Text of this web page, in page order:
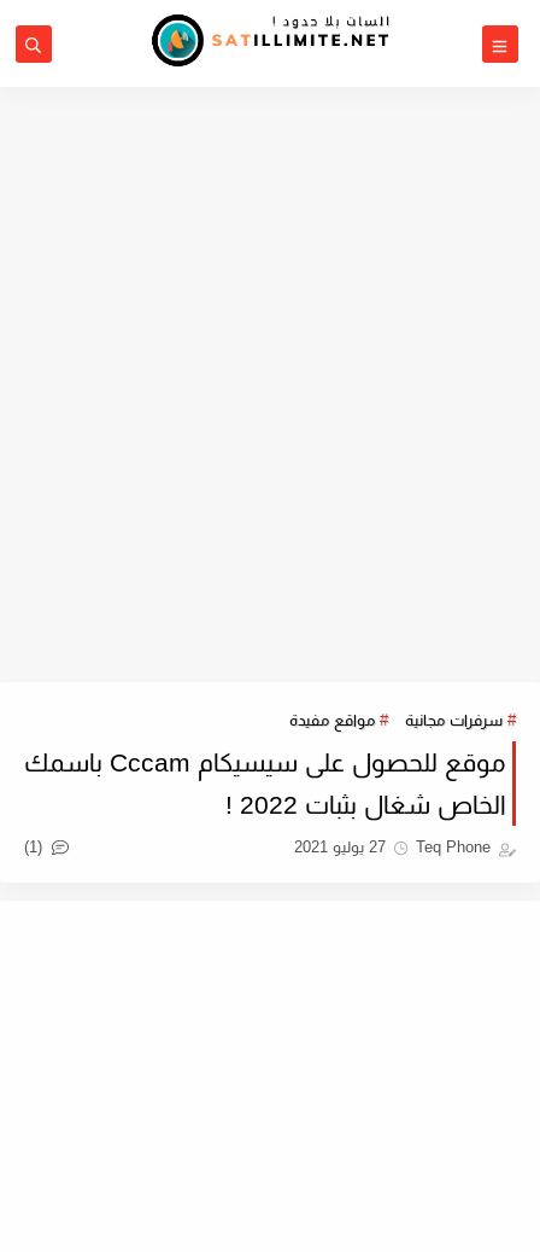
سرفرات مجانية مواقع مفيدة
موقع للحصول على سيسيكام Cccam باسمك
الخاص شغال بثبات 2022 !
Teq Phone 27 يوليو 2021 (1)